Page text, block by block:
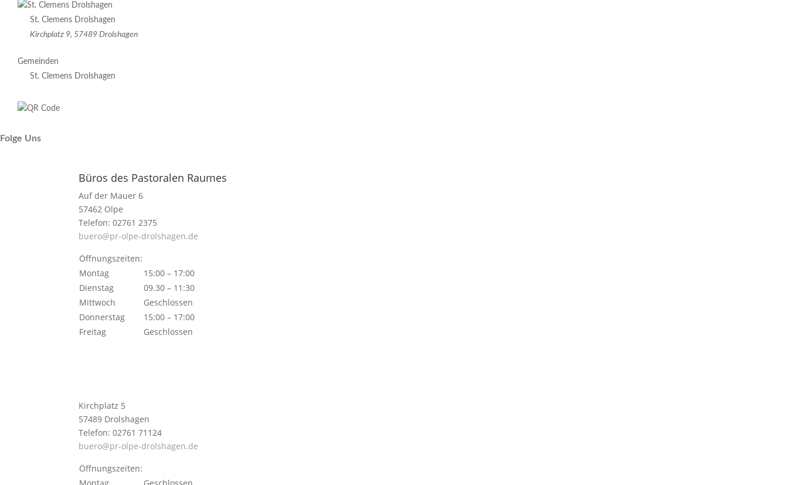
St. Clemens Drolshagen
Kirchplatz 9, 57489 Drolshagen
Gemeinden
St. Clemens Drolshagen
Folge Uns
Büros des Pastoralen Raumes
Auf der Mauer 6
57462 Olpe
Telefon: 02761 2375
buero@pr-olpe-drolshagen.de
Öffnungszeiten:
Montag
15:00 – 17:00
Dienstag
09.30 – 11:30
Mittwoch
Geschlossen
Donnerstag
15:00 – 17:00
Freitag
Geschlossen
Kirchplatz 5
57489 Drolshagen
Telefon: 02761 71124
buero@pr-olpe-drolshagen.de
Öffnungszeiten: